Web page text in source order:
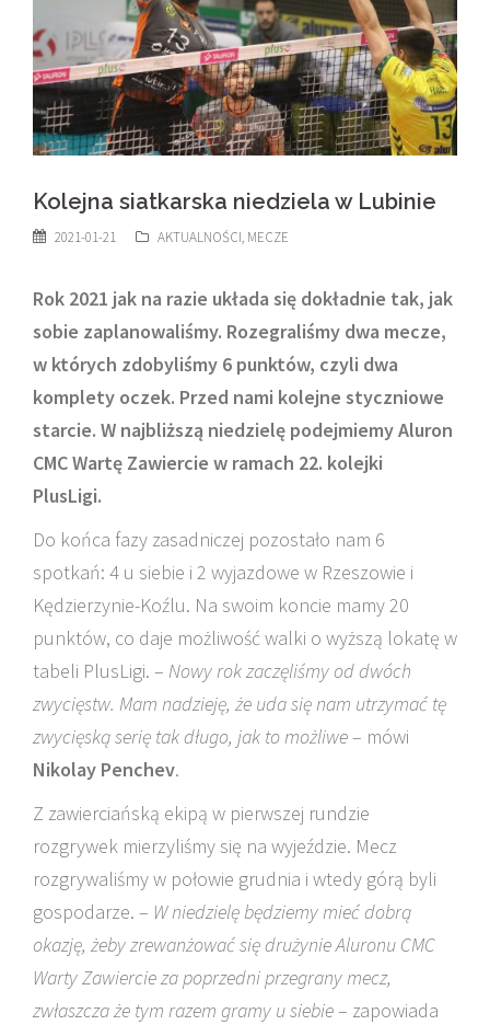
Kolejna siatkarska niedziela w Lubinie
2021-01-21 AKTUALNOŚCI, MECZE
Rok 2021 jak na razie układa się dokładnie tak, jak
sobie zaplanowaliśmy. Rozegraliśmy dwa mecze,
w których zdobyliśmy 6 punktów, czyli dwa
komplety oczek. Przed nami kolejne styczniowe
starcie. W najbliższą niedzielę podejmiemy Aluron
CMC Wartę Zawiercie w ramach 22. kolejki
PlusLigi.
Do końca fazy zasadniczej pozostało nam 6
spotkań: 4 u siebie i 2 wyjazdowe w Rzeszowie i
Kędzierzynie-Koźlu. Na swoim koncie mamy 20
punktów, co daje możliwość walki o wyższą lokatę w
tabeli PlusLigi. – Nowy rok zaczęliśmy od dwóch
zwycięstw. Mam nadzieję, że uda się nam utrzymać tę
zwycięską serię tak długo, jak to możliwe– mówi
Nikolay Penchev.
Z zawierciańską ekipą w pierwszej rundzie
rozgrywek mierzyliśmy się na wyjeździe. Mecz
rozgrywaliśmy w połowie grudnia i wtedy górą byli
gospodarze. – W niedzielę będziemy mieć dobrą
okazję, żeby zrewanżować się drużynie Aluronu CMC
Warty Zawiercie za poprzedni przegrany mecz,
zwłaszcza że tym razem gramy u siebie– zapowiada